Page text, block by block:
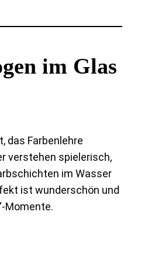
im Glas
das Farbenlehre
verstehen spielerisch,
im Wasser
ist wunderschön und
Momente.